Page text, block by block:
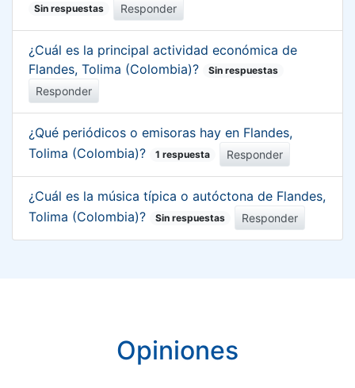
Sin respuestas Responder
¿Cuál es la principal actividad económica de
Flandes, Tolima (Colombia)?
Sin respuestas
Responder
¿Qué periódicos o emisoras hay en Flandes,
Tolima (Colombia)?
1 respuesta Responder
¿Cuál es la música típica o autóctona de Flandes,
Tolima (Colombia)?
Sin respuestas Responder
Opiniones